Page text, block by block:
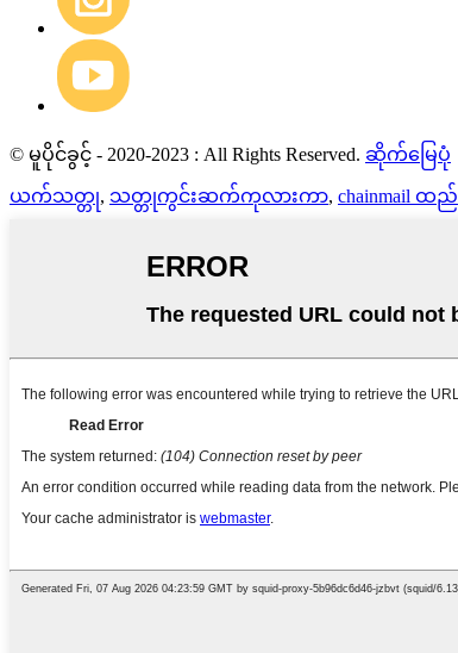
© မူပိုင်ခွင့် - 2020-2023 : All Rights Reserved. ဆိုက်မြေပုံ
ယက်သတ္တု, သတ္တုကွင်းဆက်ကုလားကာ, chainmail ထည်